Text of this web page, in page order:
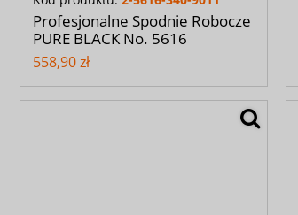
Profesjonalne Spodnie Robocze
PURE BLACK No. 5616
558,90 zł